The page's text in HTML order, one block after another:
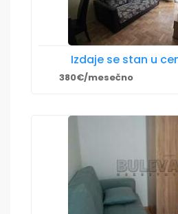
Izdaje se stan u
380€/mesečno